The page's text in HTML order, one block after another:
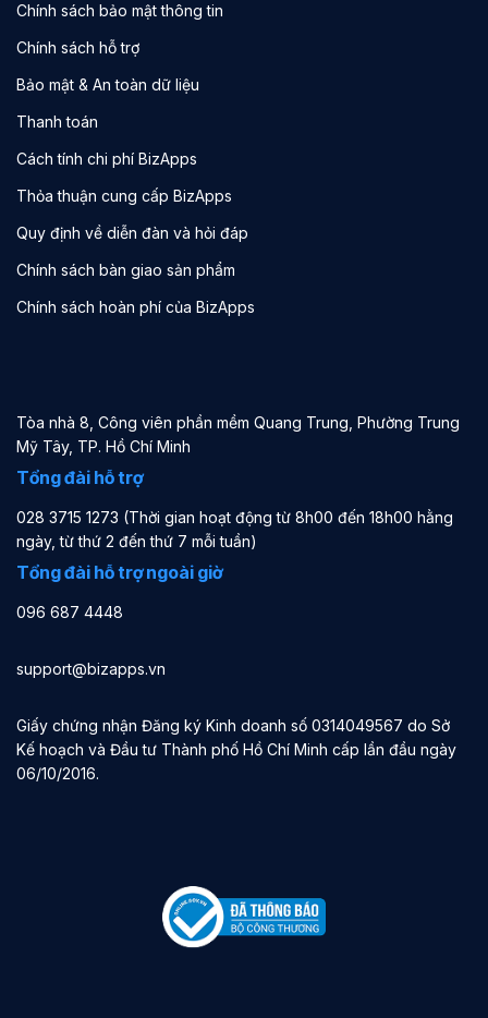
Chính sách bảo mật thông tin
Chính sách hỗ trợ
Bảo mật & An toàn dữ liệu
Thanh toán
Cách tính chi phí BizApps
Thỏa thuận cung cấp BizApps
Quy định về diễn đàn và hỏi đáp
Chính sách bàn giao sản phẩm
Chính sách hoàn phí của BizApps
Tòa nhà 8, Công viên phần mềm Quang Trung, Phường Trung
Mỹ Tây, TP. Hồ Chí Minh
Tổng đài hỗ trợ
028 3715 1273 (Thời gian hoạt động từ 8h00 đến 18h00 hằng
ngày, từ thứ 2 đến thứ 7 mỗi tuần)
Tổng đài hỗ trợ ngoài giờ
096 687 4448
support@bizapps.vn
Giấy chứng nhận Đăng ký Kinh doanh số 0314049567 do Sở
Kế hoạch và Đầu tư Thành phố Hồ Chí Minh cấp lần đầu ngày
06/10/2016.